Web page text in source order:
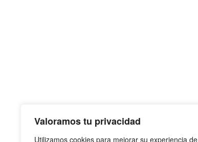
Valoramos tu privacidad
Utilizamos cookies para mejorar su experiencia de